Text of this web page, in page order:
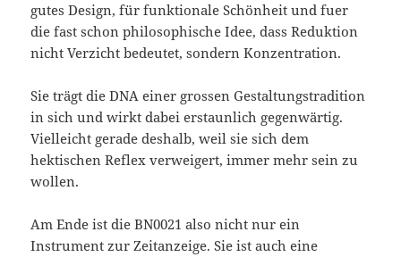
gutes Design, für funktionale Schönheit und fuer
die fast schon philosophische Idee, dass Reduktion
nicht Verzicht bedeutet, sondern Konzentration.
Sie trägt die DNA einer grossen Gestaltungstradition
in sich und wirkt dabei erstaunlich gegenwärtig.
Vielleicht gerade deshalb, weil sie sich dem
hektischen Reflex verweigert, immer mehr sein zu
wollen.
Am Ende ist die BN0021 also nicht nur ein
Instrument zur Zeitanzeige. Sie ist auch eine